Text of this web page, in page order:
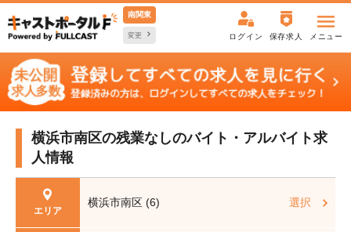
南関東
変更 ログイン 保存求人 メニュー
横浜市南区の残業なしのバイト・アルバイト求
人情報
エリア
横浜市南区 (6) 選択